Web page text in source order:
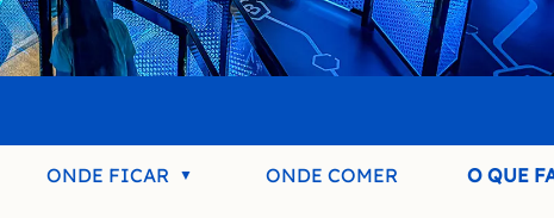
ONDE FICAR ONDE COMER O QUE